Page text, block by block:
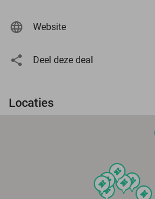
Website
Deel deze deal
Locaties
events
events
events
events
events
events
events